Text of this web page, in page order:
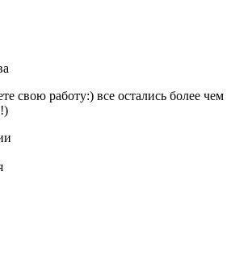
свою работу:) все остались более чем